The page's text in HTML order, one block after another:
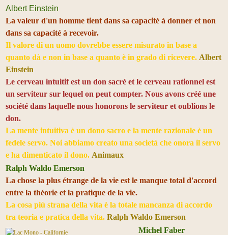
Albert Einstein
La valeur d'un homme tient dans sa capacité à donner et non
dans sa capacité à recevoir.
Il valore di un uomo dovrebbe essere misurato in base a
quanto dà e non in base a quanto è in grado di ricevere. Albert
Einstein
Le cerveau intuitif est un don sacré et le cerveau rationnel est
un serviteur sur lequel on peut compter. Nous avons créé une
société dans laquelle nous honorons le serviteur et oublions le
don.
La mente intuitiva è un dono sacro e la mente razionale è un
fedele servo. Noi abbiamo creato una società che onora il servo
e ha dimenticato il dono. Animaux
Ralph Waldo Emerson
La chose la plus étrange de la vie est le manque total d'accord
entre la théorie et la pratique de la vie.
La cosa più strana della vita è la totale mancanza di accordo
tra teoria e pratica della vita. Ralph Waldo Emerson
Michel Faber